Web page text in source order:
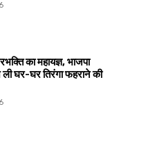
का महायज्ञ, भाजपा
ली घर-घर तिरंगा फहराने की